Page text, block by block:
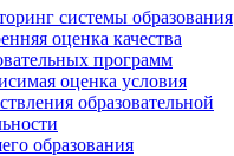
системы образования
оценка качества
программ
оценка условия
образовательной
образования